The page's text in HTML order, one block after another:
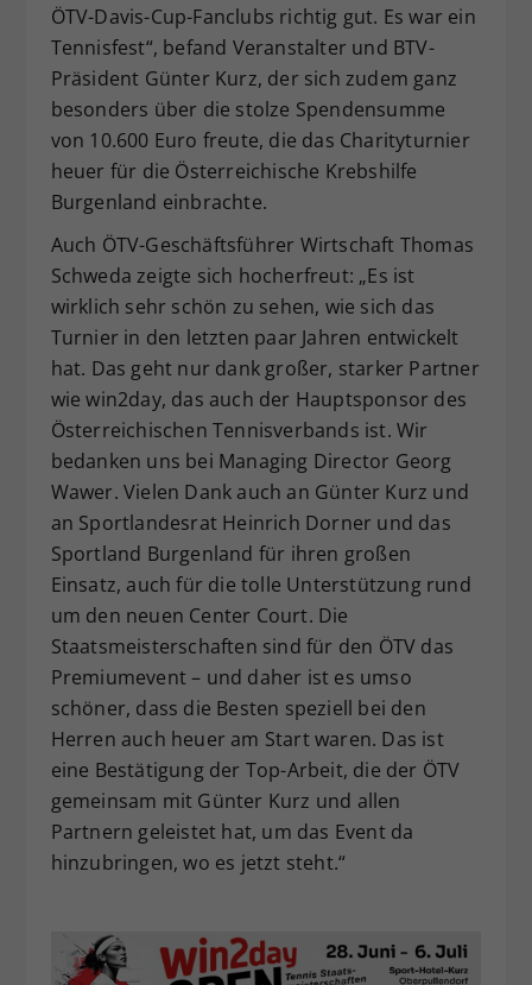
ÖTV-Davis-Cup-Fanclubs richtig gut. Es war ein
Tennisfest“, befand Veranstalter und BTV-
Präsident Günter Kurz, der sich zudem ganz
besonders über die stolze Spendensumme
von 10.600 Euro freute, die das Charityturnier
heuer für die Österreichische Krebshilfe
Burgenland einbrachte.
Auch ÖTV-Geschäftsführer Wirtschaft Thomas
Schweda zeigte sich hocherfreut: „Es ist
wirklich sehr schön zu sehen, wie sich das
Turnier in den letzten paar Jahren entwickelt
hat. Das geht nur dank großer, starker Partner
wie win2day, das auch der Hauptsponsor des
Österreichischen Tennisverbands ist. Wir
bedanken uns bei Managing Director Georg
Wawer. Vielen Dank auch an Günter Kurz und
an Sportlandesrat Heinrich Dorner und das
Sportland Burgenland für ihren großen
Einsatz, auch für die tolle Unterstützung rund
um den neuen Center Court. Die
Staatsmeisterschaften sind für den ÖTV das
Premiumevent – und daher ist es umso
schöner, dass die Besten speziell bei den
Herren auch heuer am Start waren. Das ist
eine Bestätigung der Top-Arbeit, die der ÖTV
gemeinsam mit Günter Kurz und allen
Partnern geleistet hat, um das Event da
hinzubringen, wo es jetzt steht.“